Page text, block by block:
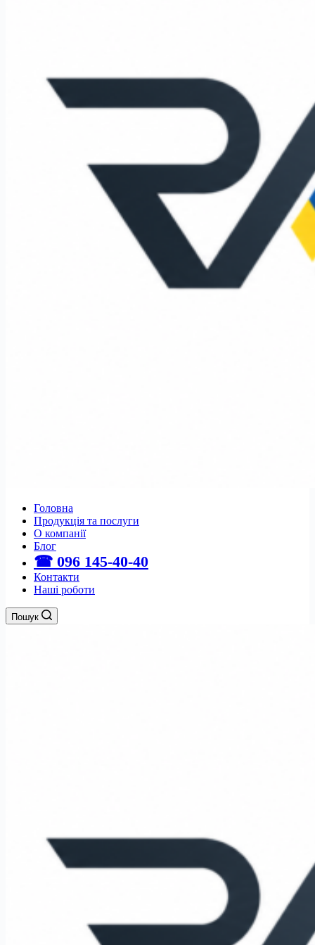
Головна
Продукція та послуги
О компанії
Блог
☎ 096 145-40-40
Контакти
Наші роботи
Пошук